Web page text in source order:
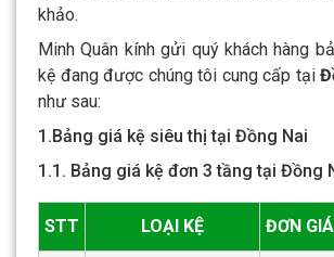
khảo.
Minh Quân kính gửi quý khách hàng
kệ đang được chúng tôi cung cấp tại
như sau:
1.Bảng giá kệ siêu thị tại Đồng Nai
1.1. Bảng giá kệ đơn 3 tầng tại Đồng
STT LOẠI KỆ ĐƠN